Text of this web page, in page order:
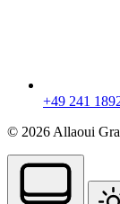
+49 241
© 2026 Allaoui